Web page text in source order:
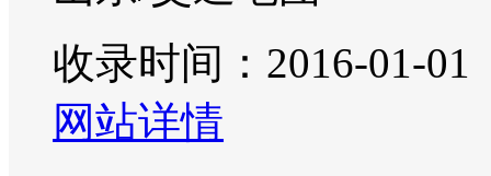
收录时间：2016-01-01
网站详情